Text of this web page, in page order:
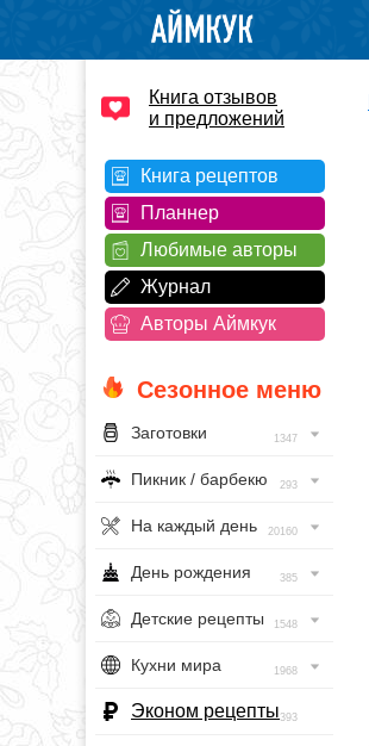
Книга отзывов
и предложений
Книга рецептов
Планнер
Любимые авторы
Журнал
Авторы Аймкук
Сезонное меню
Заготовки 1347
Пикник / барбекю 293
На каждый день 20160
День рождения 385
Детские рецепты 1548
Кухни мира 1968
Эконом рецепты393